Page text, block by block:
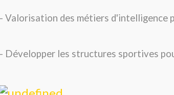
- Valorisation des métiers d'intelligence
- Développer les structures sportives